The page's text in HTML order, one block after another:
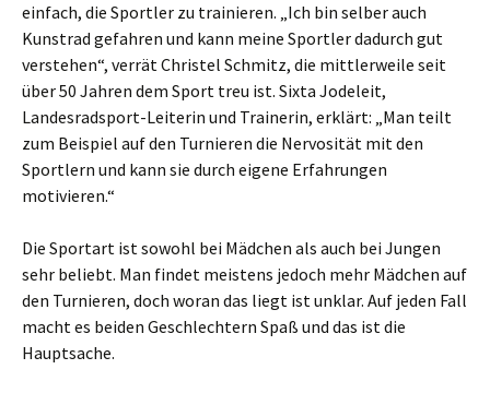
einfach, die Sportler zu trainieren. „Ich bin selber auch
Kunstrad gefahren und kann meine Sportler dadurch gut
verstehen“, verrät Christel Schmitz, die mittlerweile seit
über 50 Jahren dem Sport treu ist. Sixta Jodeleit,
Landesradsport-Leiterin und Trainerin, erklärt: „Man teilt
zum Beispiel auf den Turnieren die Nervosität mit den
Sportlern und kann sie durch eigene Erfahrungen
motivieren.“
Die Sportart ist sowohl bei Mädchen als auch bei Jungen
sehr beliebt. Man findet meistens jedoch mehr Mädchen auf
den Turnieren, doch woran das liegt ist unklar. Auf jeden Fall
macht es beiden Geschlechtern Spaß und das ist die
Hauptsache.